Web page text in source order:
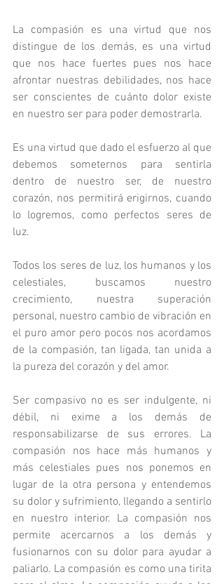
La compasión es una virtud que nos
distingue de los demás, es una virtud
que nos hace fuertes pues nos hace
afrontar nuestras debilidades, nos hace
ser conscientes de cuánto dolor existe
en nuestro ser para poder demostrarla.
Es una virtud que dado el esfuerzo al que
debemos someternos para sentirla
dentro de nuestro ser, de nuestro
corazón, nos permitirá erigirnos, cuando
lo logremos, como perfectos seres de
luz.
Todos los seres de luz, los humanos y los
celestiales, buscamos nuestro
crecimiento, nuestra superación
personal, nuestro cambio de vibración en
el puro amor pero pocos nos acordamos
de la compasión, tan ligada, tan unida a
la pureza del corazón y del amor.
Ser compasivo no es ser indulgente, ni
débil, ni exime a los demás de
responsabilizarse de sus errores. La
compasión nos hace más humanos y
más celestiales pues nos ponemos en
lugar de la otra persona y entendemos
su dolor y sufrimiento, llegando a sentirlo
en nuestro interior. La compasión nos
permite acercarnos a los demás y
fusionarnos con su dolor para ayudar a
paliarlo. La compasión es como una tirita